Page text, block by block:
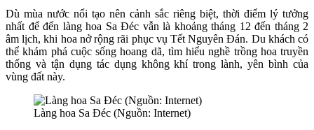
Dù mùa nước nổi tạo nên cảnh sắc riêng biệt, thời điểm lý tưởng
nhất để đến làng hoa Sa Đéc vẫn là khoảng tháng 12 đến tháng 2
âm lịch, khi hoa nở rộng rãi phục vụ Tết Nguyên Đán. Du khách có
thể khám phá cuộc sống hoang dã, tìm hiểu nghề trồng hoa truyền
thống và tận dụng tác dụng không khí trong lành, yên bình của
vùng đất này.
Làng hoa Sa Đéc (Nguồn: Internet)